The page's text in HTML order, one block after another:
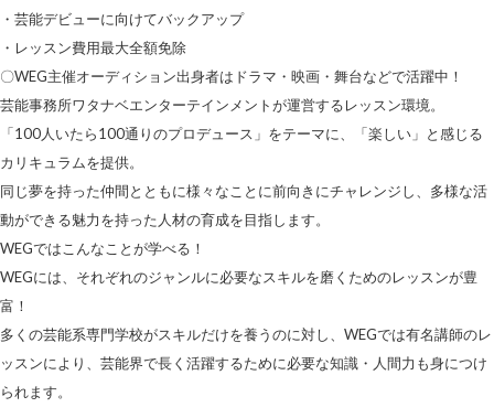
・芸能デビューに向けてバックアップ
・レッスン費用最大全額免除
〇WEG主催オーディション出身者はドラマ・映画・舞台などで活躍中！
芸能事務所ワタナベエンターテインメントが運営するレッスン環境。
「100人いたら100通りのプロデュース」をテーマに、「楽しい」と感じる
カリキュラムを提供。
同じ夢を持った仲間とともに様々なことに前向きにチャレンジし、多様な活
動ができる魅力を持った人材の育成を目指します。
WEGではこんなことが学べる！
WEGには、それぞれのジャンルに必要なスキルを磨くためのレッスンが豊
富！
多くの芸能系専門学校がスキルだけを養うのに対し、WEGでは有名講師のレ
ッスンにより、芸能界で長く活躍するために必要な知識・人間力も身につけ
られます。